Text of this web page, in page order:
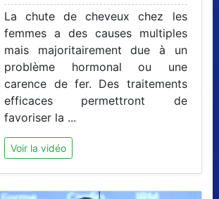
La chute de cheveux chez les
femmes a des causes multiples
mais majoritairement due à un
problème hormonal ou une
carence de fer. Des traitements
efficaces permettront de
favoriser la ...
Voir la vidéo